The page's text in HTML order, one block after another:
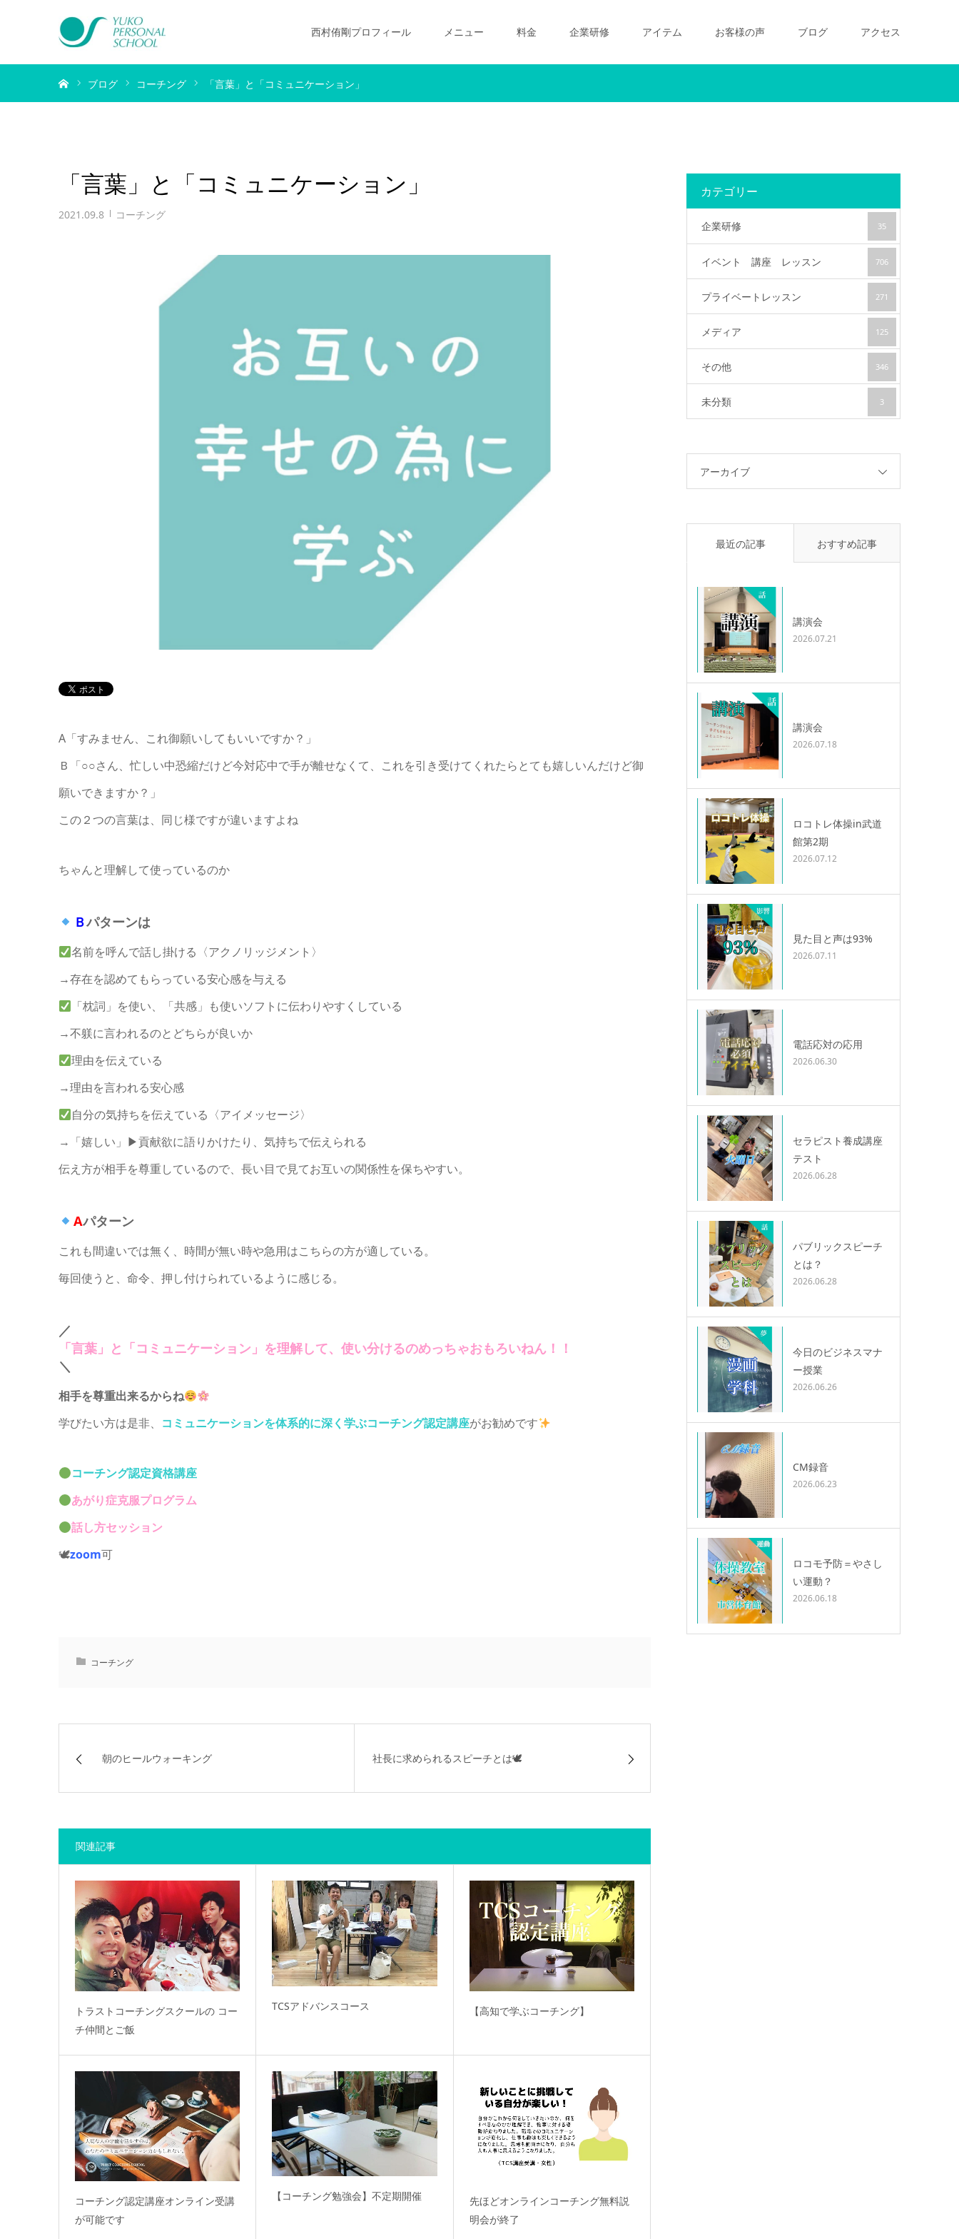
西村侑剛プロフィール メニュー 料金 企業研修 アイテム お客様の声 ブログ アクセス
ブログ コーチング 「言葉」と「コミュニケーション」
「言葉」と「コミュニケーション」
2021.09.8 コーチング
A「すみません、これ御願いしてもいいですか？」
Ｂ「○○さん、忙しい中恐縮だけど今対応中で手が離せなくて、これを引き受けてくれたらとても嬉しいんだけど御
願いできますか？」
この２つの言葉は、同じ様ですが違いますよね
ちゃんと理解して使っているのか
Ｂパターンは
名前を呼んで話し掛ける〈アクノリッジメント〉
→存在を認めてもらっている安心感を与える
「枕詞」を使い、「共感」も使いソフトに伝わりやすくしている
→不躾に言われるのとどちらが良いか
理由を伝えている
→理由を言われる安心感
自分の気持ちを伝えている〈アイメッセージ〉
→「嬉しい」▶︎貢献欲に語りかけたり、気持ちで伝えられる
伝え方が相手を尊重しているので、長い目で見てお互いの関係性を保ちやすい。
Aパターン
これも間違いでは無く、時間が無い時や急用はこちらの方が適している。
毎回使うと、命令、押し付けられているように感じる。
／
「言葉」と「コミュニケーション」を理解して、使い分けるのめっちゃおもろいねん！！
＼
相手を尊重出来るからね
学びたい方は是非、 コミュニケーションを体系的に深く学ぶコーチング認定講座がお勧めです
コーチング認定資格講座
あがり症克服プログラム
話し方セッション
🕊zoom可
コーチング
朝のヒールウォーキング 社長に求められるスピーチとは🕊
関連記事
トラストコーチングスクールの コー
チ仲間とご飯
TCSアドバンスコース 【高知で学ぶコーチング】
コーチング認定講座オンライン受講
が可能です
【コーチング勉強会】不定期開催
先ほどオンラインコーチング無料説
明会が終了
カテゴリー
企業研修 35
イベント 講座 レッスン 706
プライベートレッスン 271
メディア 125
その他 346
未分類 3
アーカイブ
最近の記事 おすすめ記事
講演会
2026.07.21
講演会
2026.07.18
ロコトレ体操in武道
館第2期
2026.07.12
見た目と声は93%
2026.07.11
電話応対の応用
2026.06.30
セラピスト養成講座
テスト
2026.06.28
パブリックスピーチ
とは？
2026.06.28
今日のビジネスマナ
ー授業
2026.06.26
CM録音
2026.06.23
ロコモ予防＝やさし
い運動？
2026.06.18